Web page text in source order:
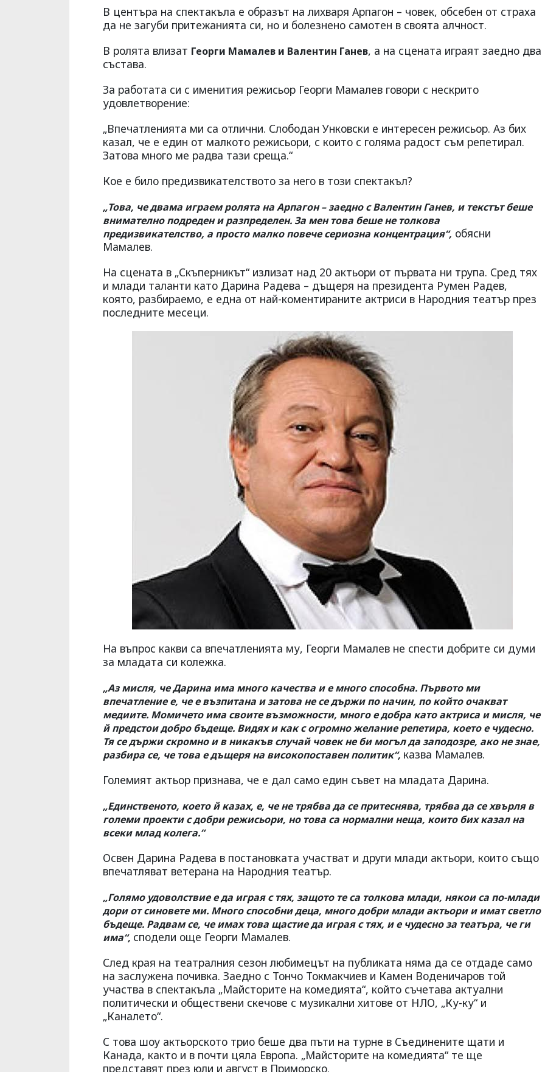
В центъра на спектакъла е образът на лихваря Арпагон – човек, обсебен от страха
да не загуби притежанията си, но и болезнено самотен в своята алчност.
В ролята влизат Георги Мамалев и Валентин Ганев, а на сцената играят заедно два
състава.
За работата си с именития режисьор Георги Мамалев говори с нескрито
удовлетворение:
„Впечатленията ми са отлични. Слободан Унковски е интересен режисьор. Аз бих
казал, че е един от малкото режисьори, с които с голяма радост съм репетирал.
Затова много ме радва тази среща.“
Кое е било предизвикателството за него в този спектакъл?
„Това, че двама играем ролята на Арпагон – заедно с Валентин Ганев, и текстът беше
внимателно подреден и разпределен. За мен това беше не толкова
предизвикателство, а просто малко повече сериозна концентрация“, обясни
Мамалев.
На сцената в „Скъперникът“ излизат над 20 актьори от първата ни трупа. Сред тях
и млади таланти като Дарина Радева – дъщеря на президента Румен Радев,
която, разбираемо, е една от най-коментираните актриси в Народния театър през
последните месеци.
На въпрос какви са впечатленията му, Георги Мамалев не спести добрите си думи
за младата си колежка.
„Аз мисля, че Дарина има много качества и е много способна. Първото ми
впечатление е, че е възпитана и затова не се държи по начин, по който очакват
медиите. Момичето има своите възможности, много е добра като актриса и мисля, че
й предстои добро бъдеще. Видях и как с огромно желание репетира, което е чудесно.
Тя се държи скромно и в никакъв случай човек не би могъл да заподозре, ако не знае,
разбира се, че това е дъщеря на високопоставен политик“, казва Мамалев.
Големият актьор признава, че е дал само един съвет на младата Дарина.
„Единственото, което й казах, е, че не трябва да се притеснява, трябва да се хвърля в
големи проекти с добри режисьори, но това са нормални неща, които бих казал на
всеки млад колега.“
Освен Дарина Радева в постановката участват и други млади актьори, които също
впечатляват ветерана на Народния театър.
„Голямо удоволствие е да играя с тях, защото те са толкова млади, някои са по-млади
дори от синовете ми. Много способни деца, много добри млади актьори и имат светло
бъдеще. Радвам се, че имах това щастие да играя с тях, и е чудесно за театъра, че ги
има“, сподели още Георги Мамалев.
След края на театралния сезон любимецът на публиката няма да се отдаде само
на заслужена почивка. Заедно с Тончо Токмакчиев и Камен Воденичаров той
участва в спектакъла „Майсторите на комедията“, който съчетава актуални
политически и обществени скечове с музикални хитове от НЛО, „Ку-ку“ и
„Каналето“.
С това шоу актьорското трио беше два пъти на турне в Съединените щати и
Канада, както и в почти цяла Европа. „Майсторите на комедията“ те ще
представят през юли и август в Приморско.